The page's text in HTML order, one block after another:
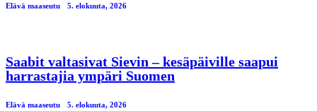
Elävä maaseutu 5. elokuuta, 2026
Saabit valtasivat Sievin – kesäpäiville saapui
harrastajia ympäri Suomen
Elävä maaseutu 5. elokuuta, 2026